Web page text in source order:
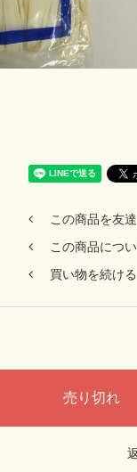
この商品を友
この商品につ
買い物を続ける